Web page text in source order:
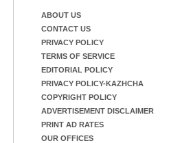
ABOUT US
CONTACT US
PRIVACY POLICY
TERMS OF SERVICE
EDITORIAL POLICY
PRIVACY POLICY-KAZHCHA
COPYRIGHT POLICY
ADVERTISEMENT DISCLAIMER
PRINT AD RATES
OUR OFFICES